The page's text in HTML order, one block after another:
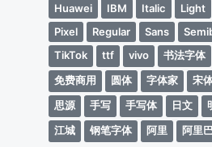
Huawei
IBM Italic Light
Pixel
Regular Sans
TikTok
ttf vivo 书法字体
免费商用
圆体 字体家 宋
思源
手写 手写体 日文
江城
钢笔字体 阿里 阿里